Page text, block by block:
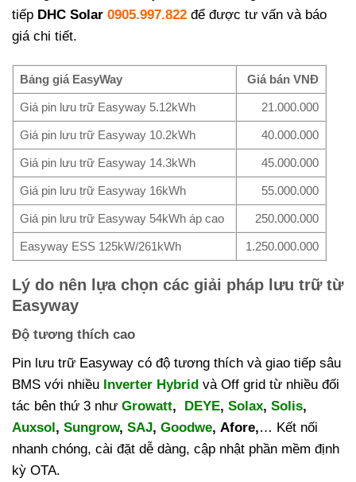
tiếp DHC Solar 0905.997.822 để được tư vấn và báo
giá chi tiết.
Bảng giá EasyWay Giá bán VNĐ
Giá pin lưu trữ Easyway 5.12kWh 21.000.000
Giá pin lưu trữ Easyway 10.2kWh 40.000.000
Giá pin lưu trữ Easyway 14.3kWh 45.000.000
Giá pin lưu trữ Easyway 16kWh 55.000.000
Giá pin lưu trữ Easyway 54kWh áp cao 250.000.000
Easyway ESS 125kW/261kWh 1.250.000.000
Lý do nên lựa chọn các giải pháp lưu trữ từ
Easyway
Độ tương thích cao
Pin lưu trữ Easyway có độ tương thích và giao tiếp sâu
BMS với nhiều Inverter Hybrid và Off grid từ nhiều đối
tác bên thứ 3 như Growatt, DEYE, Solax, Solis,
Auxsol, Sungrow, SAJ, Goodwe, Afore,… Kết nối
nhanh chóng, cài đặt dễ dàng, cập nhật phần mềm định
kỳ OTA.